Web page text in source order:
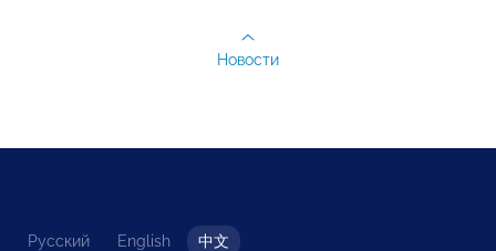
Новости
Русский English 中文